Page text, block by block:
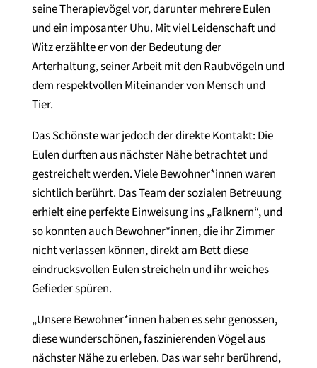
seine Therapievögel vor, darunter mehrere Eulen
und ein imposanter Uhu. Mit viel Leidenschaft und
Witz erzählte er von der Bedeutung der
Arterhaltung, seiner Arbeit mit den Raubvögeln und
dem respektvollen Miteinander von Mensch und
Tier.
Das Schönste war jedoch der direkte Kontakt: Die
Eulen durften aus nächster Nähe betrachtet und
gestreichelt werden. Viele Bewohner*innen waren
sichtlich berührt. Das Team der sozialen Betreuung
erhielt eine perfekte Einweisung ins „Falknern“, und
so konnten auch Bewohner*innen, die ihr Zimmer
nicht verlassen können, direkt am Bett diese
eindrucksvollen Eulen streicheln und ihr weiches
Gefieder spüren.
„Unsere Bewohner*innen haben es sehr genossen,
diese wunderschönen, faszinierenden Vögel aus
nächster Nähe zu erleben. Das war sehr berührend,